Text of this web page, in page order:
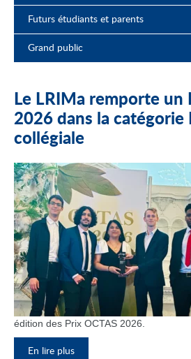
Futurs étudiants et parents
Grand public
Le LRIMa remporte un
2026 dans la catégorie
collégiale
édition des Prix OCTAS 2026.
En lire plus